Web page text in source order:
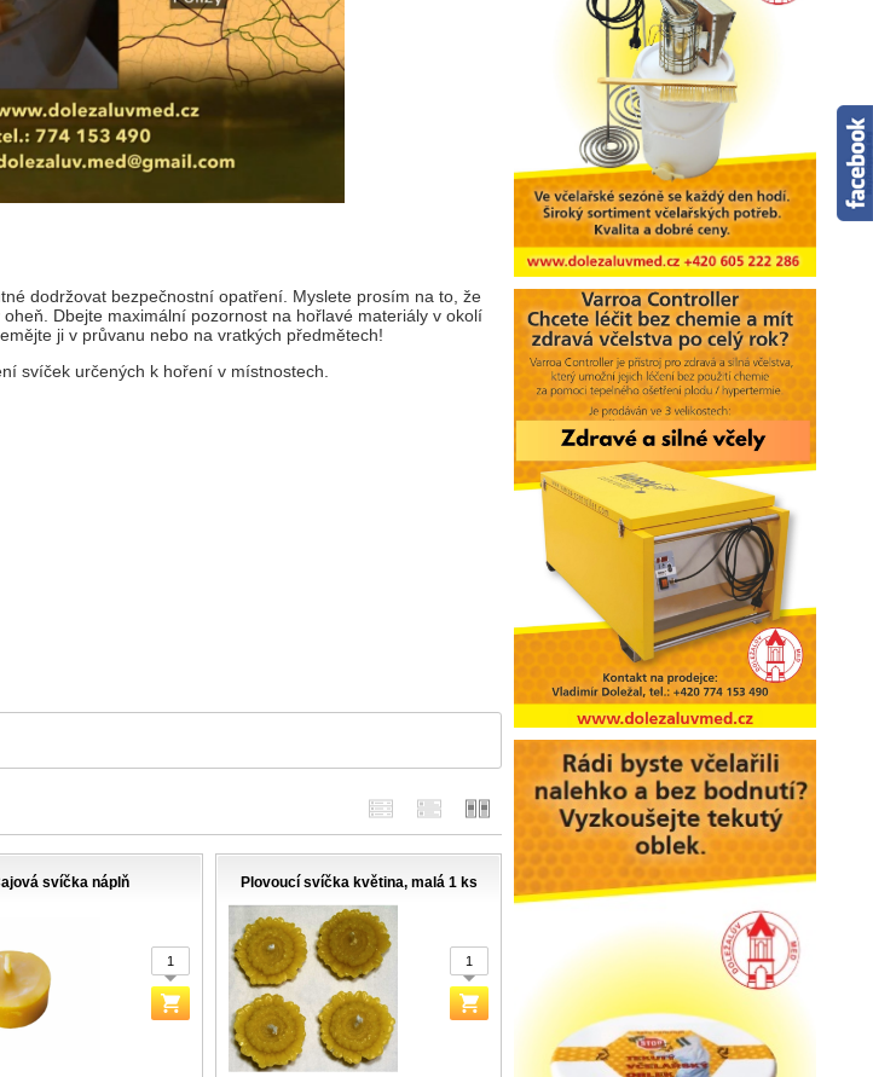
dodržovat bezpečnostní opatření. Myslete prosím na to, že
Dbejte maximální pozornost na hořlavé materiály v okolí
ji v průvanu nebo na vratkých předmětech!
svíček určených k hoření v místnostech.
svíčka náplň Plovoucí svíčka květina, malá 1 ks